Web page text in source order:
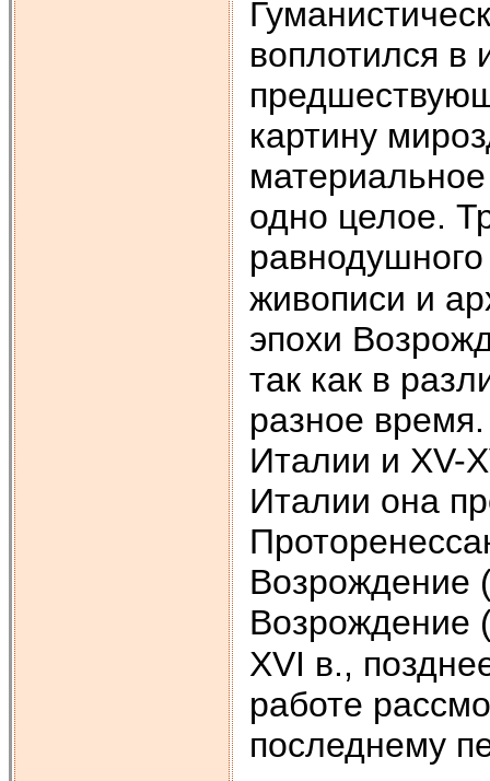
воплотился в
картину
одно целое.
равнодушного
живописи и
эпохи
так как в
разное
Италии и XV-
Италии она
Возрождение
Возрождение
XVI в.,
работе
последнему